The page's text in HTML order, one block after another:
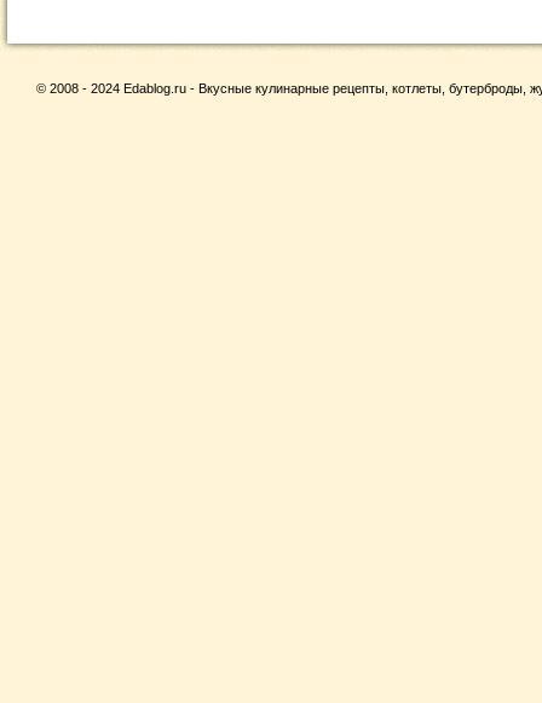
© 2008 - 2024 Edablog.ru - Вкусные кулинарные рецепты, котлеты, бутерброды,